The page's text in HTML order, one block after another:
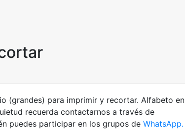
(grandes) para imprimir y recortar. Alfabeto en
recuerda contactarnos a través de
puedes participar en los grupos de WhatsApp.